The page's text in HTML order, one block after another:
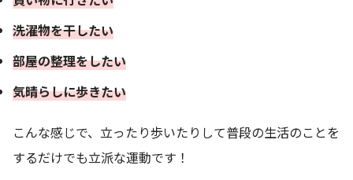
洗濯物を干したい
部屋の整理をしたい
気晴らしに歩きたい
こんな感じで、立ったり歩いたりして普段の生活のことを
するだけでも立派な運動です！